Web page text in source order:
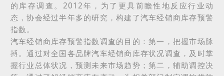
的库存调查。 2012年，为了更具前瞻性地反应行业动
态，协会经过半年多的研究，构建了汽车经销商库存预警
指数。
汽车经销商库存预警指数调查的目的：第一，把握市场脉
搏。通过对全国各品牌汽车经销商库存状况调查，及时掌
握行业总体状况，预测未来市场趋势；第二，辅助调控决